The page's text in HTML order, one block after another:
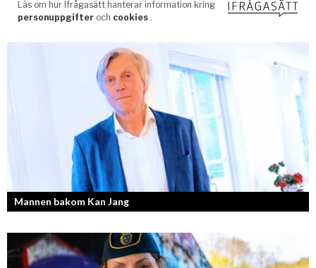
Mannen bakom Kan Jang
Georg Wikman är grundaren bakom hälsopreparaten Arctic Root, Kan
Jang, Chisan och nya Adapt-serien.